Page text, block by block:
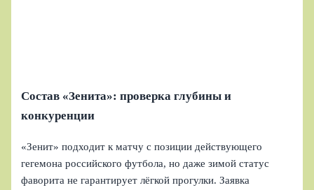
Состав «Зенита»: проверка глубины и
конкуренции
«Зенит» подходит к матчу с позиции действующего
гегемона российского футбола, но даже зимой статус
фаворита не гарантирует лёгкой прогулки. Заявка